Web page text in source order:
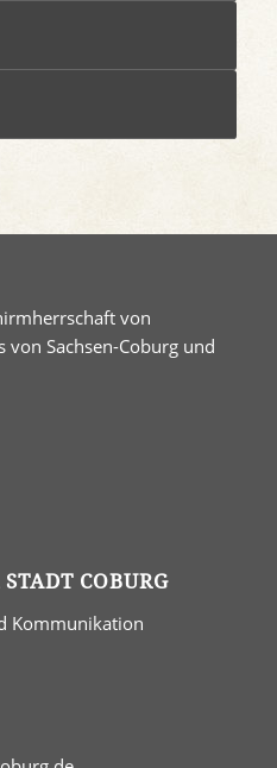
von
von Sachsen-Coburg und
COBURG
Kommunikation